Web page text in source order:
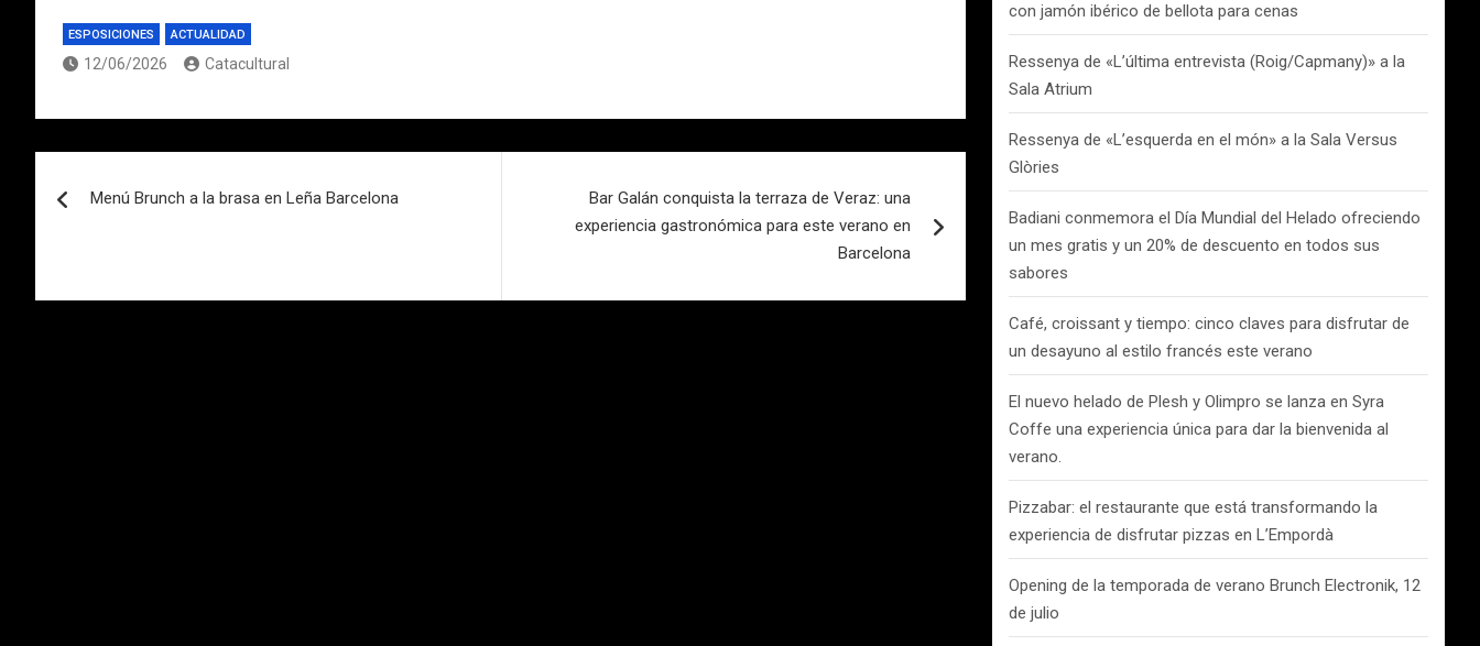
ESPOSICIONES ACTUALIDAD
12/06/2026 Catacultural
de
Menú Brunch a la brasa en Leña Barcelona
Bar Galán conquista la terraza de Veraz: una
experiencia gastronómica para este verano en
Barcelona
con jamón ibérico de bellota para cenas
Ressenya de «L’última entrevista (Roig/Capmany)» a la
Sala Atrium
Ressenya de «L’esquerda en el món» a la Sala Versus
Glòries
Badiani conmemora el Día Mundial del Helado ofreciendo
un mes gratis y un 20% de descuento en todos sus
sabores
Café, croissant y tiempo: cinco claves para disfrutar de
un desayuno al estilo francés este verano
El nuevo helado de Plesh y Olimpro se lanza en Syra
Coffe una experiencia única para dar la bienvenida al
verano.
Pizzabar: el restaurante que está transformando la
experiencia de disfrutar pizzas en L’Empordà
Opening de la temporada de verano Brunch Electronik, 12
de julio